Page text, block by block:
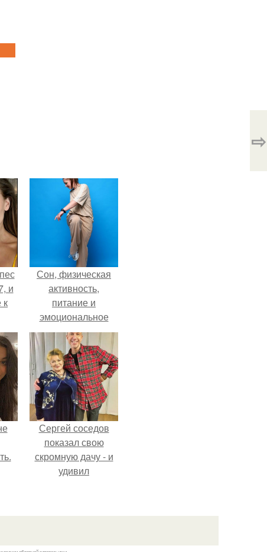
⇨
и
к
Сон, физическая
активность,
питание и
эмоциональное
состояние!
Сергей соседов
показал свою
скромную дачу - и
удивил